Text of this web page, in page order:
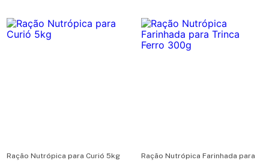
Ração Nutrópica para Curió 5kg
Ração Nutrópica Farinhada para